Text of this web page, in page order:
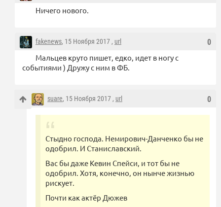
Ничего нового.
0
fakenews, 15 Ноября 2017 , url
Мальцев круто пишет, едко, идет в ногу с
событиями ) Дружу с ним в ФБ.
0
suare, 15 Ноября 2017 , url
Стыдно господа. Немирович-Данченко бы не
одобрил. И Станиславский.
Вас бы даже Кевин Спейси, и тот бы не
одобрил. Хотя, конечно, он нынче жизнью
рискует.
Почти как актёр Дюжев